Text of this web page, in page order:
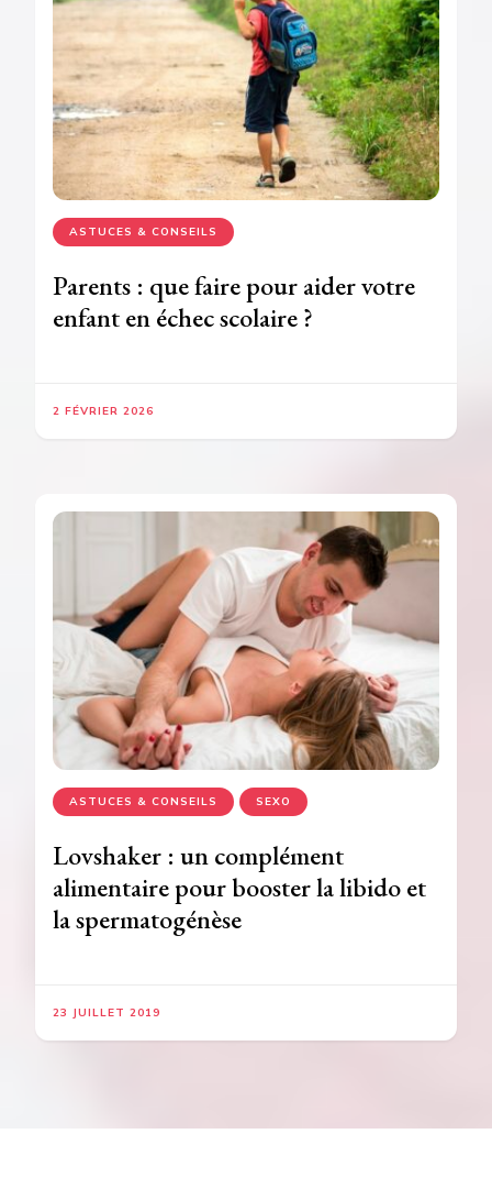
ASTUCES & CONSEILS
Parents : que faire pour aider votre
enfant en échec scolaire ?
2 FÉVRIER 2026
ASTUCES & CONSEILS SEXO
Lovshaker : un complément
alimentaire pour booster la libido et
la spermatogénèse
23 JUILLET 2019